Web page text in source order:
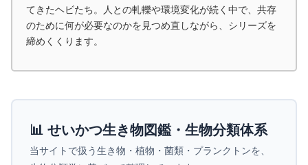
てきたヘビたち。人との軋轢や環境変化が続く中で、共存
のために何が必要なのかを見つめ直しながら、シリーズを
締めくくります。
📊 せいかつ生き物図鑑・生物分類体系
当サイトで扱う生き物・植物・菌類・プランクトンを、